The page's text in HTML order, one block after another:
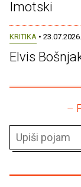
Imotski
KRITIKA • 23.07.2026.
Elvis
–